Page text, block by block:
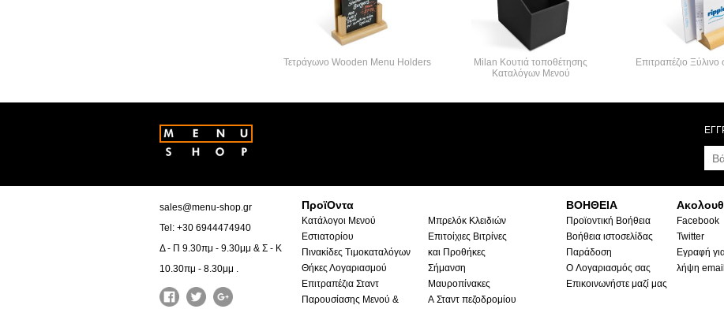
Τετράγωνο Wooden Menu Holders
Milan Κουτιά τοποθέτησης
Καταλόγων Μενού
Επιτραπέζιο Ξύλινο
sales@menu-shop.gr
Tel: +30 6944474940
Δ - Π 9.30πμ - 9.30μμ & Σ - Κ
10.30πμ - 8.30μμ .
ΠροϊΟντα
Κατάλογοι Μενού
Εστιατορίου
Πινακίδες Τιμοκαταλόγων
Θήκες Λογαριασμού
Επιτραπέζια Σταντ
Παρουσίασης Μενού &
Μπρελόκ Κλειδιών
Επιτοίχιες Βιτρίνες
και Προθήκες
Σήμανση
Μαυροπίνακες
Α Σταντ πεζοδρομίου
ΒΟΗΘΕΙΑ
Προϊοντική Βοήθεια
Βοήθεια ιστοσελίδας
Παράδοση
Ο Λογαριασμός σας
Επικοινωνήστε μαζί μας
Facebook
Twitter
Εγραφή
λήψη